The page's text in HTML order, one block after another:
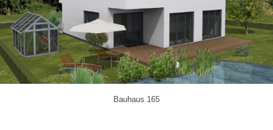
Bauhaus 165